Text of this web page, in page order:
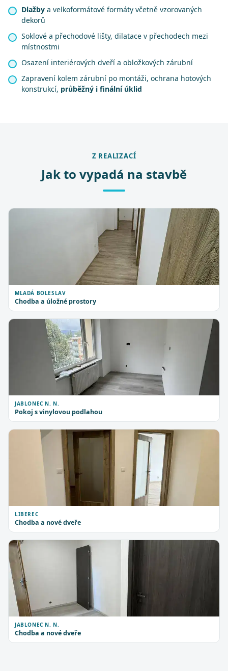
Dlažby a velkoformátové formáty včetně vzorovaných
dekorů
Soklové a přechodové lišty, dilatace v přechodech mezi
místnostmi
Osazení interiérových dveří a obložkových zárubní
Zapravení kolem zárubní po montáži, ochrana hotových
konstrukcí, průběžný i finální úklid
Z REALIZACÍ
Jak to vypadá na stavbě
MLADÁ BOLESLAV
Chodba a úložné prostory
JABLONEC N. N.
Pokoj s vinylovou podlahou
LIBEREC
Chodba a nové dveře
JABLONEC N. N.
Chodba a nové dveře